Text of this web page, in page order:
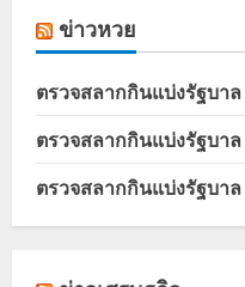
ข่าวหวย
ตรวจสลากกินแบ่งรัฐบา
ตรวจสลากกินแบ่งรัฐบา
ตรวจสลากกินแบ่งรัฐบา